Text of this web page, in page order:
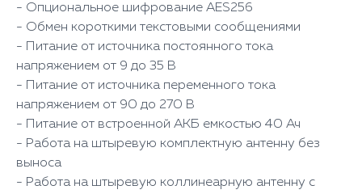
- Опциональное шифрование AES256
- Обмен короткими текстовыми сообщениями
- Питание от источника постоянного тока
напряжением от 9 до 35 В
- Питание от источника переменного тока
напряжением от 90 до 270 В
- Питание от встроенной АКБ емкостью 40 Ач
- Работа на штыревую комплектную антенну без
выноса
- Работа на штыревую коллинеарную антенну с